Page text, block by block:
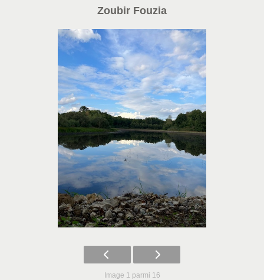
Zoubir Fouzia
Image 1 parmi 16